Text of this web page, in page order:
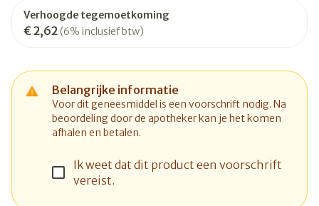
Verhoogde tegemoetkoming
€ 2,62(6% inclusief btw)
Belangrijke informatie
Voor dit geneesmiddel is een voorschrift nodig. Na
beoordeling door de apotheker kan je het komen
afhalen en betalen.
Ik weet dat dit product een voorschrift
vereist.